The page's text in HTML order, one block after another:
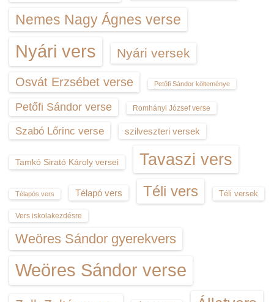
Nemes Nagy Ágnes verse
Nyári vers Nyári versek
Osvát Erzsébet verse Petőfi Sándor költeménye
Petőfi Sándor verse Romhányi József verse
Szabó Lőrinc verse szilveszteri versek
Tamkó Sirató Károly versei Tavaszi vers
Télapós vers Télapó vers Téli vers Téli versek
Vers iskolakezdésre
Weöres Sándor gyerekvers
Weöres Sándor verse